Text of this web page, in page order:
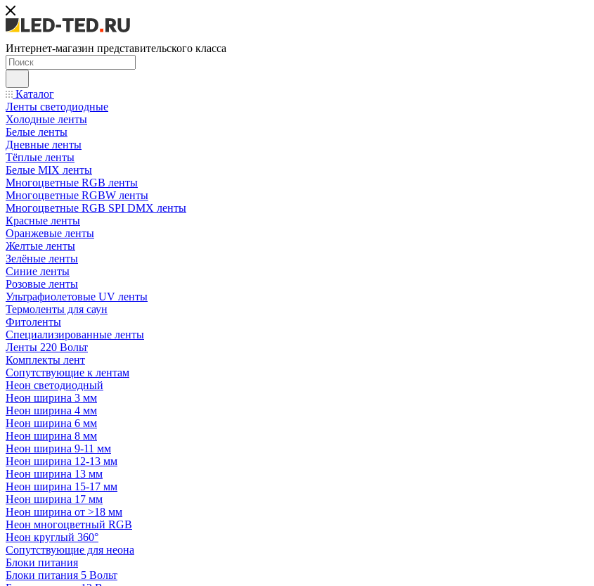
Интернет-магазин представительского класса
Каталог
Ленты светодиодные
Холодные ленты
Белые ленты
Дневные ленты
Тёплые ленты
Белые MIX ленты
Многоцветные RGB ленты
Многоцветные RGBW ленты
Многоцветные RGB SPI DMX ленты
Красные ленты
Оранжевые ленты
Желтые ленты
Зелёные ленты
Синие ленты
Розовые ленты
Ультрафиолетовые UV ленты
Термоленты для саун
Фитоленты
Специализированные ленты
Ленты 220 Вольт
Комплекты лент
Сопутствующие к лентам
Неон светодиодный
Неон ширина 3 мм
Неон ширина 4 мм
Неон ширина 6 мм
Неон ширина 8 мм
Неон ширина 9-11 мм
Неон ширина 12-13 мм
Неон ширина 13 мм
Неон ширина 15-17 мм
Неон ширина 17 мм
Неон ширина от >18 мм
Неон многоцветный RGB
Неон круглый 360°
Сопутствующие для неона
Блоки питания
Блоки питания 5 Вольт